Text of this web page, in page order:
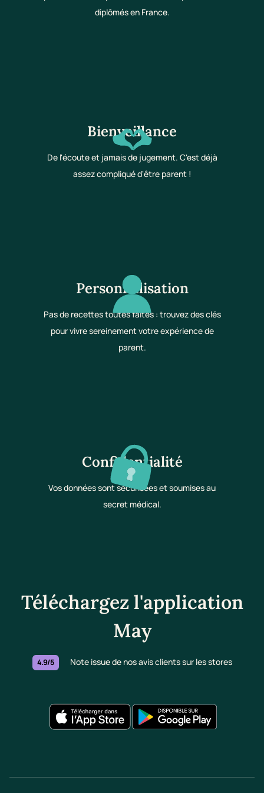
diplômés en France.
Bienveillance
De l'écoute et jamais de jugement. C'est déjà
assez compliqué d'être parent !
Personnalisation
Pas de recettes toutes faites : trouvez des clés
pour vivre sereinement votre expérience de
parent.
Confidentialité
Vos données sont sécurisées et soumises au
secret médical.
Téléchargez l'application
May
4.9/5 Note issue de nos avis clients sur les stores